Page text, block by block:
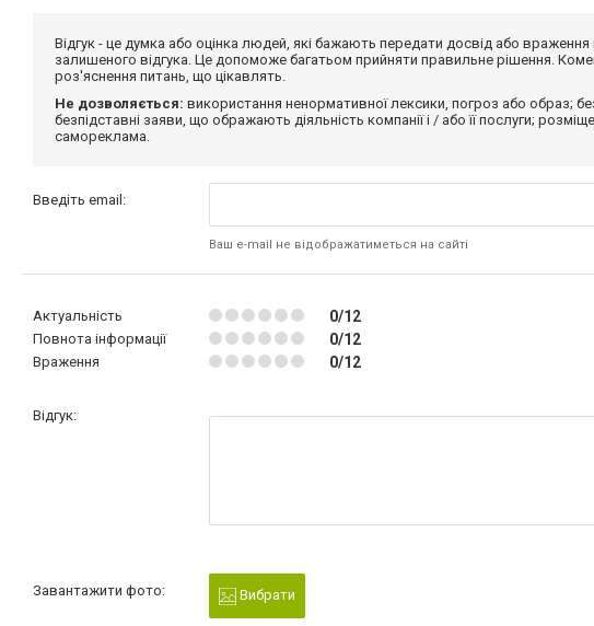
Відгук - це думка або оцінка людей, які бажають передати досвід або
залишеного відгука. Це допоможе багатьом прийняти правильне рішення.
роз'яснення питань, що цікавлять.
Не дозволяється: використання ненормативної лексики, погроз або образ;
безпідставні заяви, що ображають діяльність компанії і / або її послуги;
самореклама.
Введіть email:
Ваш e-mail не відображатиметься на сайті
Актуальність 0/12
Повнота інформації 0/12
Враження 0/12
Відгук:
Завантажити фото: Вибрати